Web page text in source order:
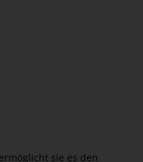
sie es den